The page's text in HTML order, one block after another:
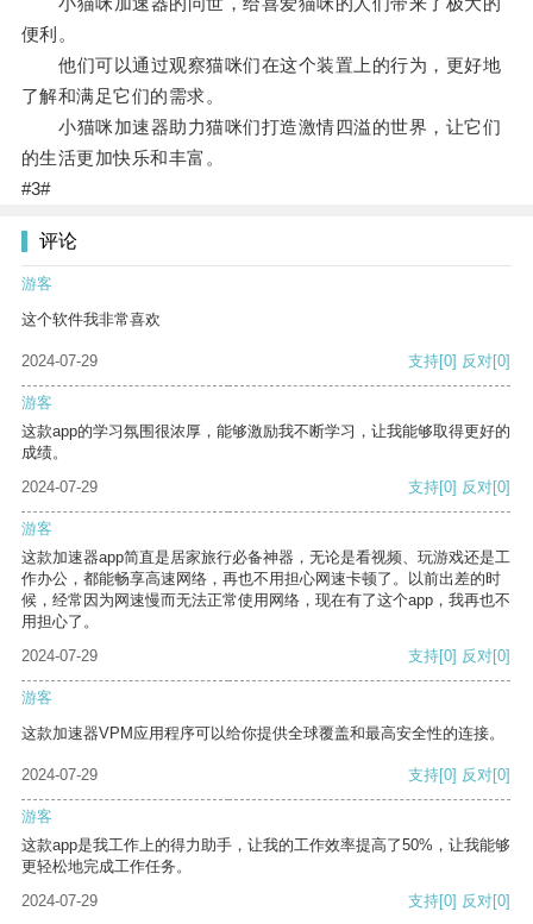
便利。
他们可以通过观察猫咪们在这个装置上的行为，更好地
了解和满足它们的需求。
小猫咪加速器助力猫咪们打造激情四溢的世界，让它们
的生活更加快乐和丰富。
#3#
评论
游客
这个软件我非常喜欢
2024-07-29 支持[0] 反对[0]
游客
这款app的学习氛围很浓厚，能够激励我不断学习，让我能够取得更好的
成绩。
2024-07-29
支持[0] 反对[0]
游客
这款加速器app简直是居家旅行必备神器，无论是看视频、玩游戏还是工
作办公，都能畅享高速网络，再也不用担心网速卡顿了。以前出差的时
候，经常因为网速慢而无法正常使用网络，现在有了这个app，我再也不
用担心了。
2024-07-29
支持[0] 反对[0]
游客
这款加速器VPM应用程序可以给你提供全球覆盖和最高安全性的连接。
2024-07-29 支持[0] 反对[0]
游客
这款app是我工作上的得力助手，让我的工作效率提高了50%，让我能够
更轻松地完成工作任务。
2024-07-29
支持[0] 反对[0]